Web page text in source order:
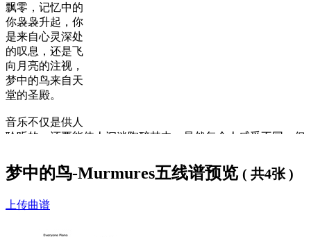
飘零，记忆中的
你袅袅升起，你
是来自心灵深处
的叹息，还是飞
向月亮的注视，
梦中的鸟来自天
堂的圣殿。
音乐不仅是供人
聆听的，还要能使人沉迷陶醉其中，虽然每个人感受不同，但
丽的梦。理查德·克莱德曼钢琴曲之所以能初演即引起轰动，
大受听众的欢迎，正是满足了人们的这一心理。 钢琴家理查
与现代音乐溶为一体。他的乐曲朴实、流畅、优雅、华美，旋
梦中的鸟-Murmures五线谱预览 ( 共4张 )
上传曲谱